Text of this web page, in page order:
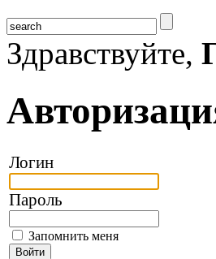
Здравствуйте,
Логин
Пароль
Запомнить меня